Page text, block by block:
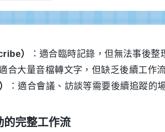
）
：適合臨時記錄，但無法事後整
適合大量音檔轉文字，但缺乏後續工作
：適合會議、訪談等需要後續追蹤的
完整工作流